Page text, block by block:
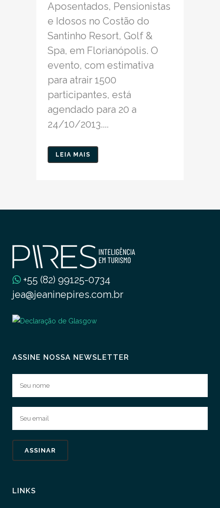
Aposentados, Pensionistas
e Idosos no Costão do
Santinho Resort, Golf &
Spa, em Florianópolis. O
evento, com estimativa
para atrair 1500
participantes, está
agendado para 20 a
24/10/2013....
LEIA MAIS
+55 (82) 99125-0734
jea@jeaninepires.com.br
ASSINE NOSSA NEWSLETTER
LINKS